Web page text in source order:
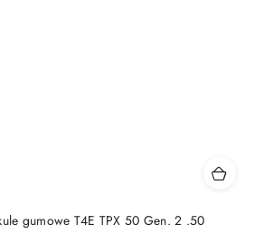
gumowe T4E TPX 50 Gen. 2 .50